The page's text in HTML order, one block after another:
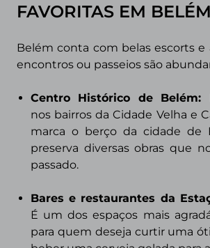
FAVORITAS EM BELÉM
Belémconta com belas escorts e
encontros ou passeios são
Centro Histórico de Belém:
nos bairros da Cidade Velha e
marca o berço da cidade de
preserva diversas obras que
passado.
Bares e restaurantes da
É um dos espaços mais
para quem deseja curtir uma